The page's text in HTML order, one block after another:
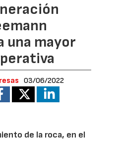
una mayor
03/06/2022
de la roca, en el